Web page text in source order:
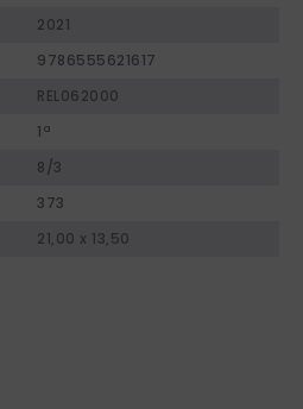
2021
9786555621617
REL062000
1ª
8/3
373
21,00 x 13,50